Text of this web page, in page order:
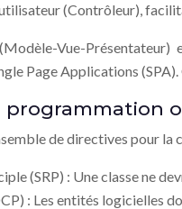
(Contrôleur),
Vue-
Page Applications
programmation
de directives pour
(SRP) : Une classe ne
: Les entités logicielles